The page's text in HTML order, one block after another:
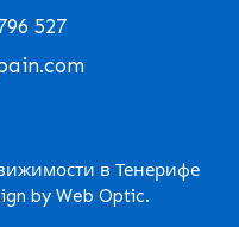
527
в Тенерифе
by Web Optic.